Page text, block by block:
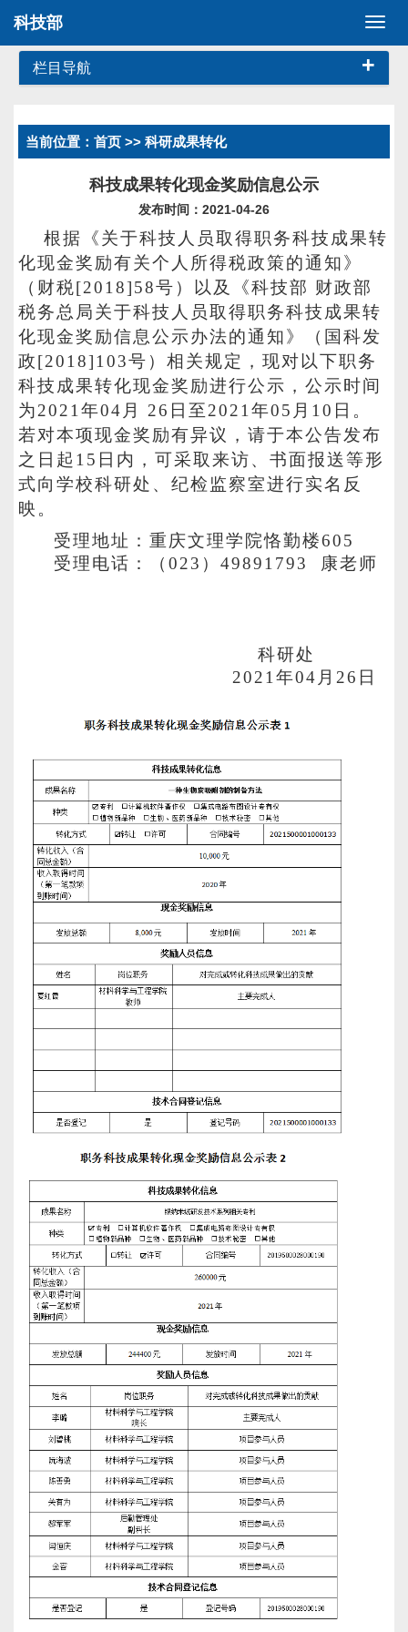
切
科技部
栏目导航 +
当前位置： 首页 >> 科研成果转化
科技成果转化现金奖励信息公示
发布时间：2021-04-26
根据《关于科技人员取得职务科技成果转
化现金奖励有关个人所得税政策的通知》
（财税[2018]58号）以及《科技部 财政部
税务总局关于科技人员取得职务科技成果转
化现金奖励信息公示办法的通知》（国科发
政[2018]103号）相关规定，现对以下职务
科技成果转化现金奖励进行公示，公示时间
为2021 年04 月 26 日至2021 年05 月 10 日。
若对本项现金奖励有异议，请于本公告发布
之日起15日内，可采取来访、书面报送等形
式向学校科研处、纪检监察室进行实名反
映。
受理地址：重庆文理学院恪勤楼605
受理电话：（ 023）49891793 康老师
科研处
2021 年04 月 26 日